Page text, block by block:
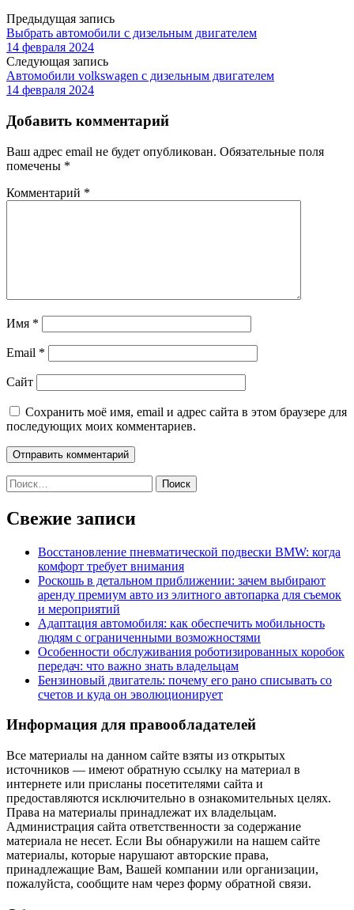
Предыдущая запись
Выбрать автомобили с дизельным двигателем
14 февраля 2024
Следующая запись
Автомобили volkswagen с дизельным двигателем
14 февраля 2024
Добавить комментарий
Ваш адрес email не будет опубликован. Обязательные поля
помечены *
Комментарий *
Имя *
Email *
Сайт
Сохранить моё имя, email и адрес сайта в этом браузере для
последующих моих комментариев.
Найти:
Свежие записи
Восстановление пневматической подвески BMW: когда
комфорт требует внимания
Роскошь в детальном приближении: зачем выбирают
аренду премиум авто из элитного автопарка для съемок
и мероприятий
Адаптация автомобиля: как обеспечить мобильность
людям с ограниченными возможностями
Особенности обслуживания роботизированных коробок
передач: что важно знать владельцам
Бензиновый двигатель: почему его рано списывать со
счетов и куда он эволюционирует
Информация для правообладателей
Все материалы на данном сайте взяты из открытых
источников — имеют обратную ссылку на материал в
интернете или присланы посетителями сайта и
предоставляются исключительно в ознакомительных целях.
Права на материалы принадлежат их владельцам.
Администрация сайта ответственности за содержание
материала не несет. Если Вы обнаружили на нашем сайте
материалы, которые нарушают авторские права,
принадлежащие Вам, Вашей компании или организации,
пожалуйста, сообщите нам через форму обратной связи.